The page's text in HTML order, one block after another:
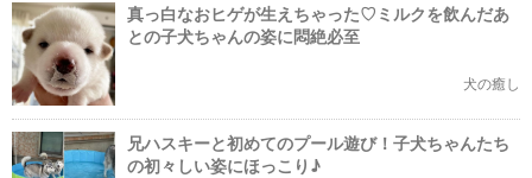
真っ白なおヒゲが生えちゃった♡ミルクを飲んだあ
との子犬ちゃんの姿に悶絶必至
犬の癒し
兄ハスキーと初めてのプール遊び！子犬ちゃんたち
の初々しい姿にほっこり♪